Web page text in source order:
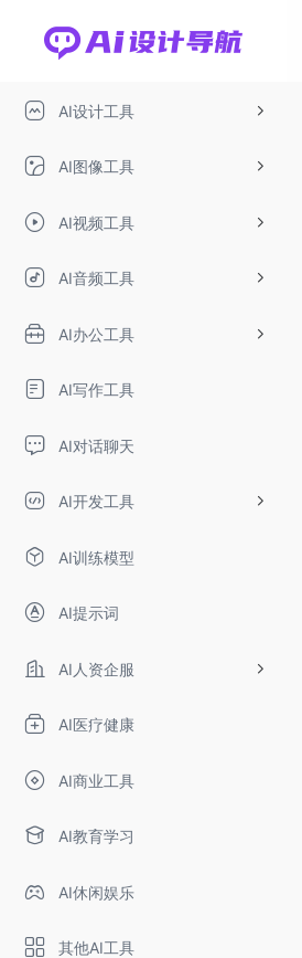
AI设计工具
AI图像工具
AI视频工具
AI音频工具
AI办公工具
AI写作工具
AI对话聊天
AI开发工具
AI训练模型
AI提示词
AI人资企服
AI医疗健康
AI商业工具
AI教育学习
AI休闲娱乐
其他AI工具